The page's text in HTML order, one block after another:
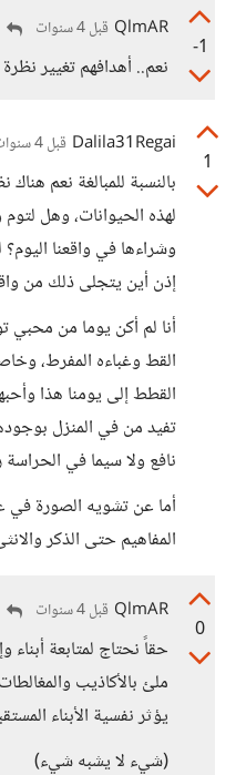
-1
QlmAR قبل 4 سنوات
نعم.. أهدافهم تغيير
1
Dalila31Regai قبل 4 سنوات
بالنسبة للمبالغة نعم
لهذه الحيوانات، وهل
وشراءها في واقعنا
إذن أين يتجلى ذلك من
أنا لم أكن يوما من
القط وغباءه المفرط،
القطط إلى يومنا هذا
تفيد من في المنزل
نافع ولا سيما في
أما عن تشويه الصورة في
المفاهيم حتى الذكر
0
QlmAR قبل 4 سنوات
حقاً نحتاج لمتابعة
ملئ بالأكاذيب
يؤثر نفسية الأبناء
(شيء لا يشبه شيء)